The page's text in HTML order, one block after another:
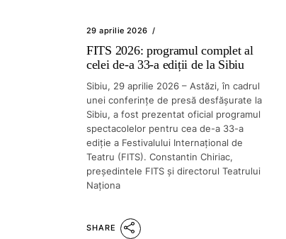
29 aprilie 2026
FITS 2026: programul complet al
celei de-a 33-a ediții de la Sibiu
Sibiu, 29 aprilie 2026 – Astăzi, în cadrul
unei conferințe de presă desfășurate la
Sibiu, a fost prezentat oficial programul
spectacolelor pentru cea de-a 33-a
ediție a Festivalului Internațional de
Teatru (FITS). Constantin Chiriac,
președintele FITS și directorul Teatrului
Naționa
SHARE